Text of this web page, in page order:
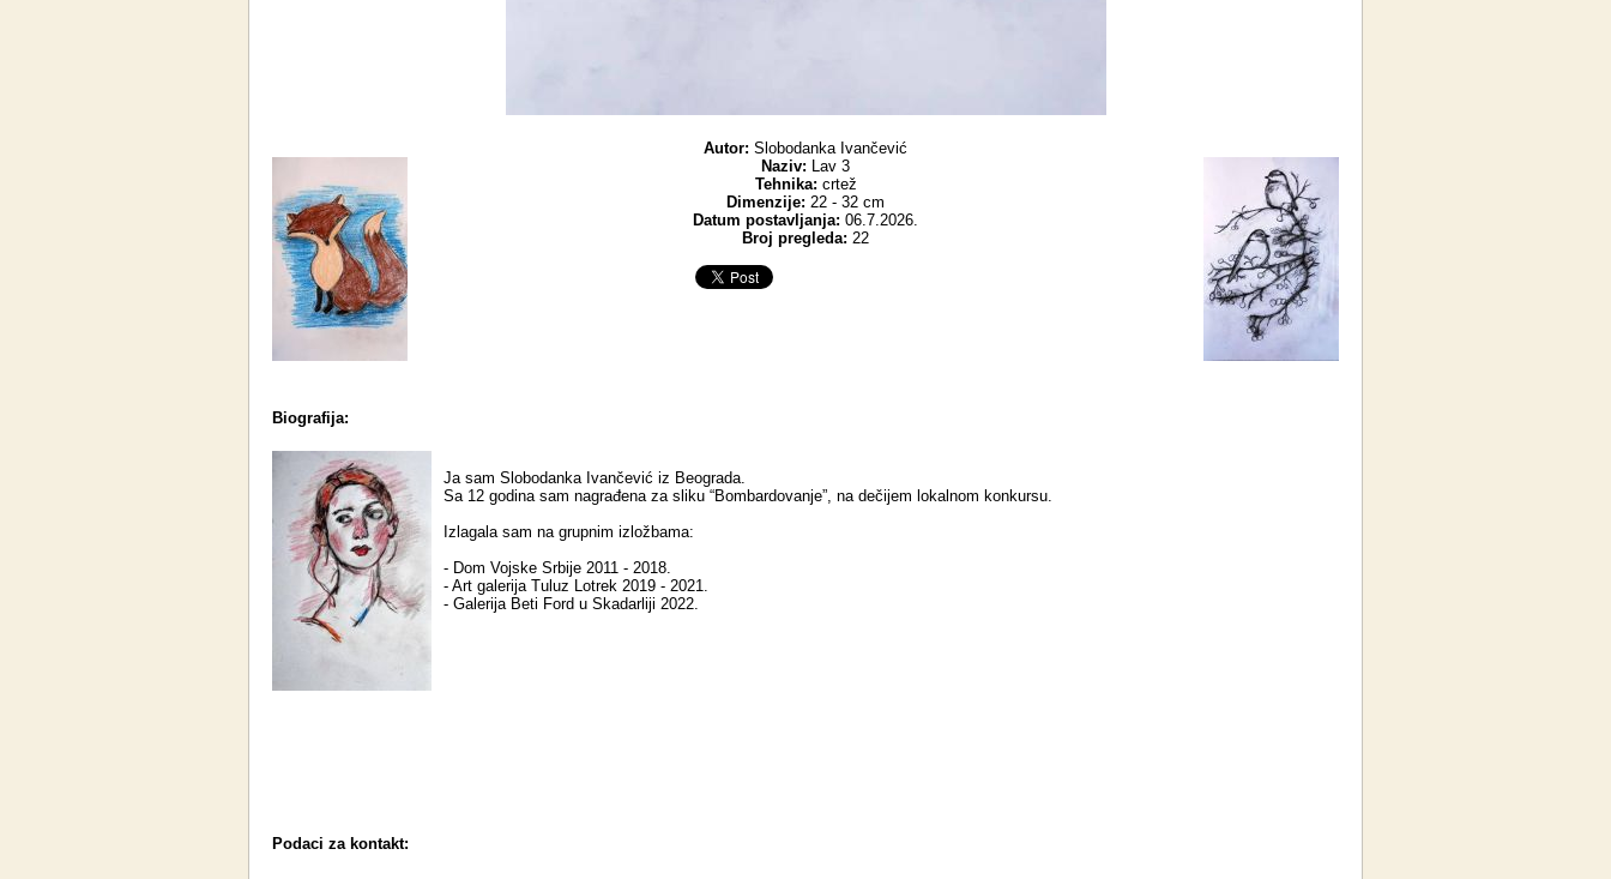
Autor: Slobodanka Ivančević
Naziv: Lav 3
Tehnika: crtež
Dimenzije: 22 - 32 cm
Datum postavljanja: 06.7.2026.
Broj pregleda: 22
Biografija:
Ja sam Slobodanka Ivančević iz Beograda.
Sa 12 godina sam nagrađena za sliku “Bombardovanje”, na dečijem lokalnom konkursu.
Izlagala sam na grupnim izložbama:
- Dom Vojske Srbije 2011 - 2018.
- Art galerija Tuluz Lotrek 2019 - 2021.
- Galerija Beti Ford u Skadarliji 2022.
Podaci za kontakt: